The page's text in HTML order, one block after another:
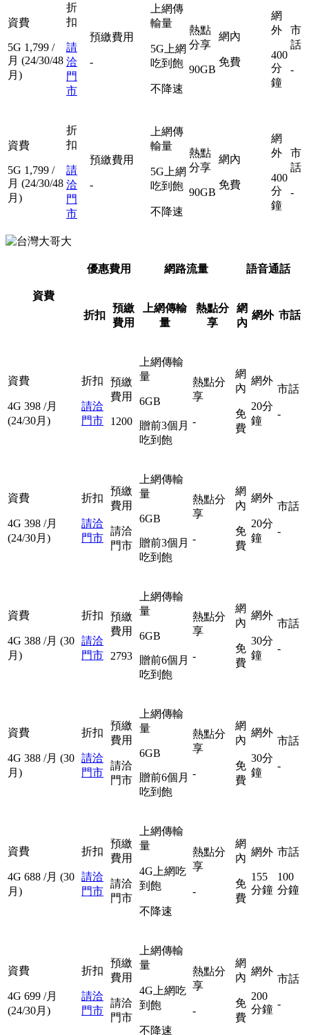
資費
5G 1,799 /
月 (24/30/48
月)
折
扣
請
洽
門
市
預繳費用
-
上網傳
輸量
5G上網
吃到飽
不降速
熱點
分享
90GB
網內
免費
網
外
400
分
鐘
市
話
-
資費
5G 1,799 /
月 (24/30/48
月)
折
扣
請
洽
門
市
預繳費用
-
上網傳
輸量
5G上網
吃到飽
不降速
熱點
分享
90GB
網內
免費
網
外
400
分
鐘
市
話
-
資費
優惠費用 網路流量 語音通話
折扣
預繳
費用
上網傳輸
量
熱點分
享
網
內
網外 市話
資費
4G 398 /月
(24/30月)
折扣
請洽
門市
預繳
費用
1200
上網傳輸
量
6GB
贈前3個月
吃到飽
熱點分
享
-
網
內
免
費
網外
20分
鐘
市話
-
資費
4G 398 /月
(24/30月)
折扣
請洽
門市
預繳
費用
請洽
門市
上網傳輸
量
6GB
贈前3個月
吃到飽
熱點分
享
-
網
內
免
費
網外
20分
鐘
市話
-
資費
4G 388 /月 (30
月)
折扣
請洽
門市
預繳
費用
2793
上網傳輸
量
6GB
贈前6個月
吃到飽
熱點分
享
-
網
內
免
費
網外
30分
鐘
市話
-
資費
4G 388 /月 (30
月)
折扣
請洽
門市
預繳
費用
請洽
門市
上網傳輸
量
6GB
贈前6個月
吃到飽
熱點分
享
-
網
內
免
費
網外
30分
鐘
市話
-
資費
4G 688 /月 (30
月)
折扣
請洽
門市
預繳
費用
請洽
門市
上網傳輸
量
4G上網吃
到飽
不降速
熱點分
享
-
網
內
免
費
網外
155
分鐘
市話
100
分鐘
資費
4G 699 /月
(24/30月)
折扣
請洽
門市
預繳
費用
請洽
門市
上網傳輸
量
4G上網吃
到飽
不降速
熱點分
享
-
網
內
免
費
網外
200
分鐘
市話
-